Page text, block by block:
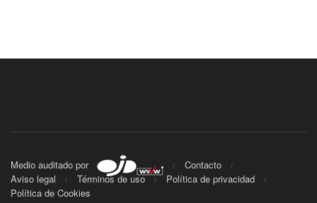
Medio auditado por
Contacto
Aviso legal
Términos de uso
Política de privacidad
Política de Cookies